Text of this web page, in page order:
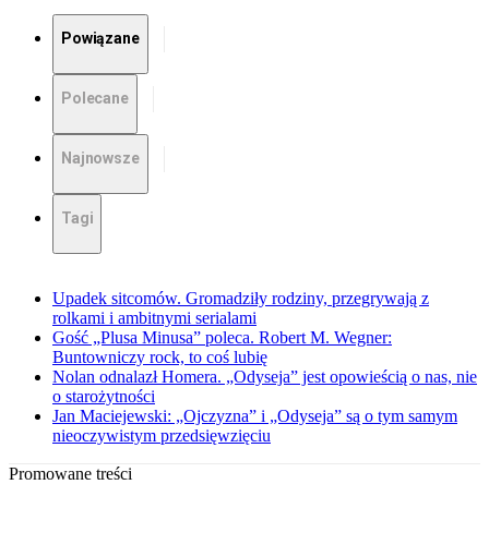
Powiązane
Polecane
Najnowsze
Tagi
Upadek sitcomów. Gromadziły rodziny, przegrywają z
rolkami i ambitnymi serialami
Gość „Plusa Minusa” poleca. Robert M. Wegner:
Buntowniczy rock, to coś lubię
Nolan odnalazł Homera. „Odyseja” jest opowieścią o nas, nie
o starożytności
Jan Maciejewski: „Ojczyzna” i „Odyseja” są o tym samym
nieoczywistym przedsięwzięciu
Promowane treści